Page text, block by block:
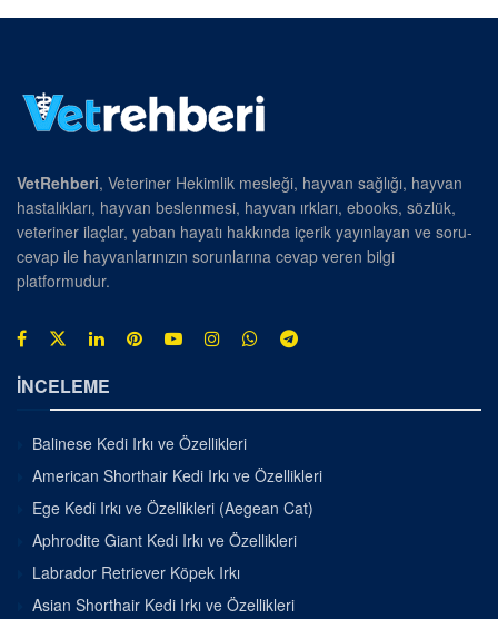
VetRehberi, Veteriner Hekimlik mesleği, hayvan sağlığı, hayvan
hastalıkları, hayvan beslenmesi, hayvan ırkları, ebooks, sözlük,
veteriner ilaçlar, yaban hayatı hakkında içerik yayınlayan ve soru-
cevap ile hayvanlarınızın sorunlarına cevap veren bilgi
platformudur.
İNCELEME
Balinese Kedi Irkı ve Özellikleri
American Shorthair Kedi Irkı ve Özellikleri
Ege Kedi Irkı ve Özellikleri (Aegean Cat)
Aphrodite Giant Kedi Irkı ve Özellikleri
Labrador Retriever Köpek Irkı
Asian Shorthair Kedi Irkı ve Özellikleri